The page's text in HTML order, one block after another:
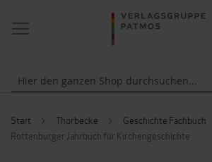
NAVIGATION
UMSCHALTEN
Start Thorbecke
Geschichte Fachbuch
Rottenburger Jahrbuch für Kirchengeschichte